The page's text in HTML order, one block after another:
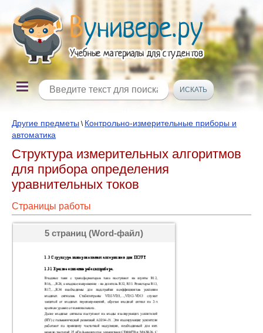
Другие предметы \ Контрольно-измерительные приборы и
автоматика
Структура измерительных алгоритмов
для прибора определения
уравнительных токов
Страницы работы
5 страниц (Word-файл)